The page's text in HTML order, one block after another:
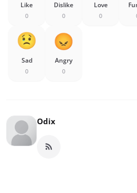
Like
0
Dislike
0
Love
0
Sad
0
Angry
0
Odix